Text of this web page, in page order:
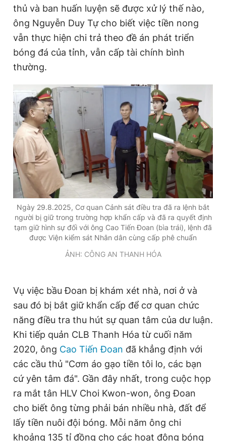
thủ và ban huấn luyện sẽ được xử lý thế nào,
ông Nguyễn Duy Tự cho biết việc tiền nong
vẫn thực hiện chi trả theo đề án phát triển
bóng đá của tỉnh, vẫn cấp tài chính bình
thường.
Ngày 29.8.2025, Cơ quan Cảnh sát điều tra đã ra lệnh bắt
người bị giữ trong trường hợp khẩn cấp và đã ra quyết định
tạm giữ hình sự đối với ông Cao Tiến Đoan (bìa trái), lệnh đã
được Viện kiểm sát Nhân dân cùng cấp phê chuẩn
ẢNH: CÔNG AN THANH HÓA
Vụ việc bầu Đoan bị khám xét nhà, nơi ở và
sau đó bị bắt giữ khẩn cấp để cơ quan chức
năng điều tra thu hút sự quan tâm của dư luận.
Khi tiếp quản CLB Thanh Hóa từ cuối năm
2020, ông Cao Tiến Đoan đã khẳng định với
các cầu thủ "Cơm áo gạo tiền tôi lo, các bạn
cứ yên tâm đá". Gần đây nhất, trong cuộc họp
ra mắt tân HLV Choi Kwon-won, ông Đoan
cho biết ông từng phải bán nhiều nhà, đất để
lấy tiền nuôi đội bóng. Mỗi năm ông chi
khoảng 135 tỉ đồng cho các hoạt động bóng